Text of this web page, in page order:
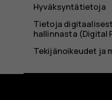
Hyväksyntätietoja
Tietoja
hallinnasta (Digital
Tekijänoikeudet ja